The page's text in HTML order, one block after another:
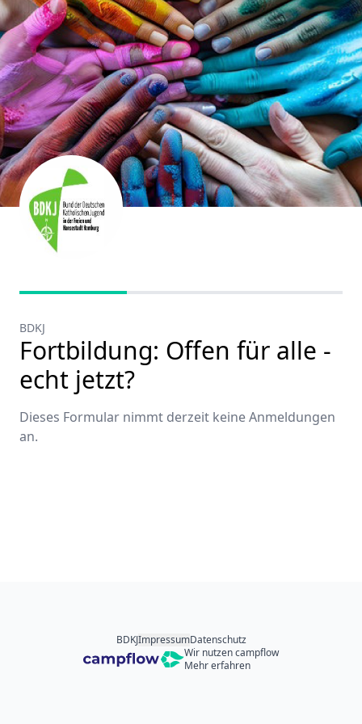
BDKJ
Fortbildung: Offen für alle -
echt jetzt?
Dieses Formular nimmt derzeit keine Anmeldungen
an.
BDKJImpressumDatenschutz
Wir nutzen campflow
Mehr erfahren